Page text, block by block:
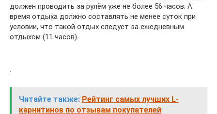
должен проводить за рулём уже не более 56 часов. А
время отдыха должно составлять не менее суток при
условии, что такой отдых следует за ежедневным
отдыхом (11 часов).
.
Читайте также: Рейтинг самых лучших L-
карнитинов по отзывам покупателей